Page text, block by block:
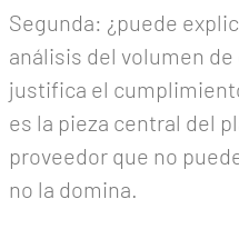
Segunda: ¿puede
análisis del volumen
justifica el
es la pieza central del
proveedor que no
no la domina.